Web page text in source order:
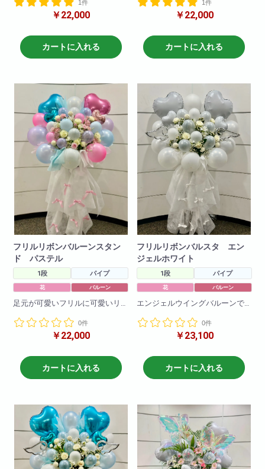
フリルや、お花、バルーンのお
色の変更も可能です!
H190
W80
1件
￥22,000
カートに入れる
フリルや、お花、バルーンのお
色の変更も可能です!
H190
W80
1件
￥22,000
カートに入れる
フリルリボンバルーンスタン
ド パステル
1段 パイプ
花 バルーン
足元が可愛いフリルに可愛いリ
フリルや、お花、バルーンのお
色の変更も可能です!
H190
W80
0件
￥22,000
カートに入れる
フリルリボンバルスタ エン
ジェルホワイト
1段 パイプ
花 バルーン
エンジェルウイングバルーンで
足元が可愛いフリルに可愛いリ
ボンがついた商品です。
色の変更も可能です!
H190
0件
￥23,100
カートに入れる